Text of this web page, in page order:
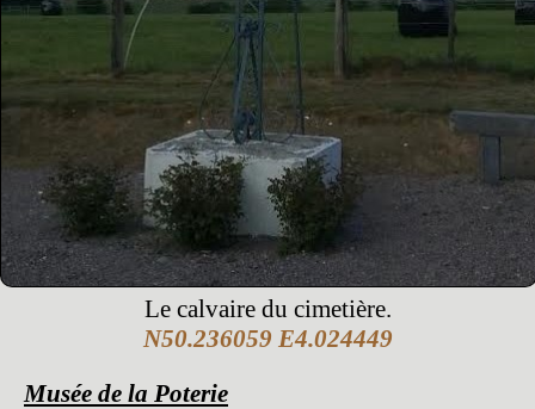
Le calvaire du cimetière.
N50.236059 E4.024449
Musée de la Poterie